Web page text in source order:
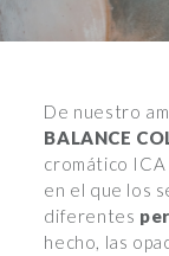
De nuestro
BALANCE
cromático
en el que los
diferentes
hecho, las